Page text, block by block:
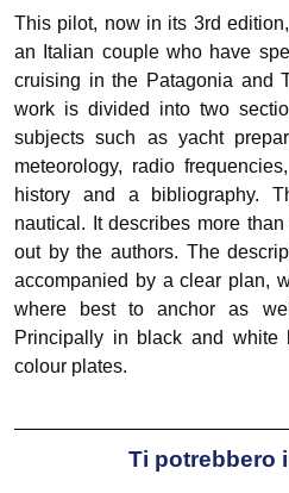
This pilot, now in its 3rd
an Italian couple who have
cruising in the Patagonia and
work is divided into two
subjects such as yacht
meteorology, radio
history and a bibliography.
nautical. It describes more
out by the authors. The
accompanied by a clear plan,
where best to anchor as
Principally in black and white
colour plates.
Ti potrebbero